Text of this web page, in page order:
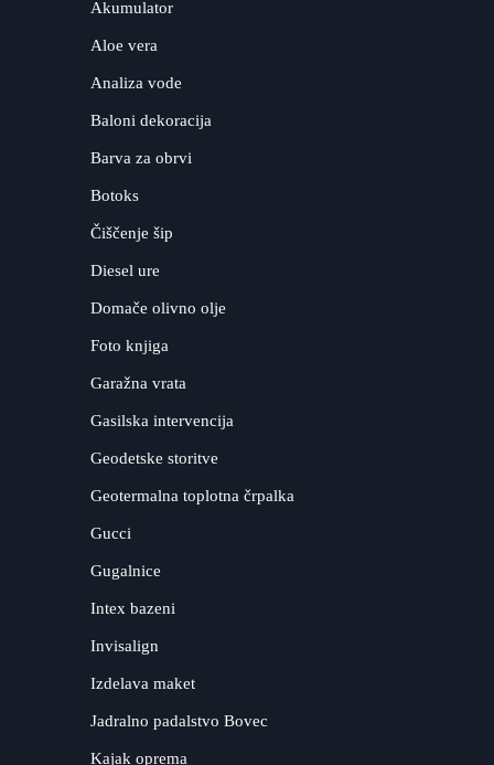
Akumulator
Aloe vera
Analiza vode
Baloni dekoracija
Barva za obrvi
Botoks
Čiščenje šip
Diesel ure
Domače olivno olje
Foto knjiga
Garažna vrata
Gasilska intervencija
Geodetske storitve
Geotermalna toplotna črpalka
Gucci
Gugalnice
Intex bazeni
Invisalign
Izdelava maket
Jadralno padalstvo Bovec
Kajak oprema